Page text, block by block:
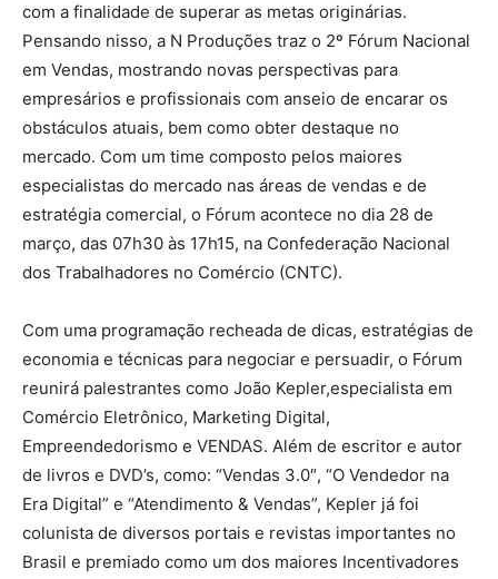
com a finalidade de superar as metas originárias.
Pensando nisso, a N Produções traz o 2º Fórum Nacional
em Vendas, mostrando novas perspectivas para
empresários e profissionais com anseio de encarar os
obstáculos atuais, bem como obter destaque no
mercado. Com um time composto pelos maiores
especialistas do mercado nas áreas de vendas e de
estratégia comercial, o Fórum acontece no dia 28 de
março, das 07h30 às 17h15, na Confederação Nacional
dos Trabalhadores no Comércio (CNTC).
Com uma programação recheada de dicas, estratégias de
economia e técnicas para negociar e persuadir, o Fórum
reunirá palestrantes como João Kepler,especialista em
Comércio Eletrônico, Marketing Digital,
Empreendedorismo e VENDAS. Além de escritor e autor
de livros e DVD’s, como: “Vendas 3.0″, “O Vendedor na
Era Digital” e “Atendimento & Vendas”, Kepler já foi
colunista de diversos portais e revistas importantes no
Brasil e premiado como um dos maiores Incentivadores